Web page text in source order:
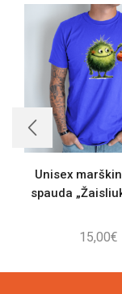
Unisex
spauda
15,00€